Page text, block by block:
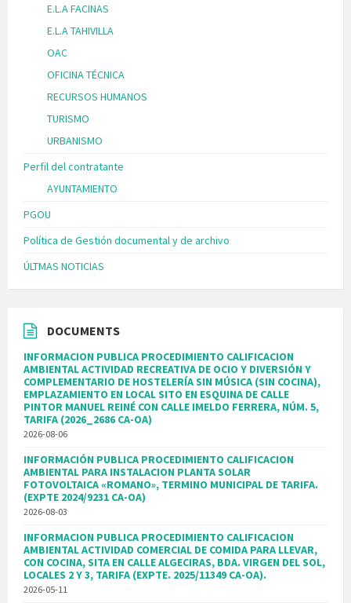
E.L.A FACINAS
E.L.A TAHIVILLA
OAC
OFICINA TÉCNICA
RECURSOS HUMANOS
TURISMO
URBANISMO
Perfil del contratante
AYUNTAMIENTO
PGOU
Política de Gestión documental y de archivo
ÚLTMAS NOTICIAS
DOCUMENTS
INFORMACION PUBLICA PROCEDIMIENTO CALIFICACION
AMBIENTAL ACTIVIDAD RECREATIVA DE OCIO Y DIVERSIÓN Y
COMPLEMENTARIO DE HOSTELERÍA SIN MÚSICA (SIN COCINA),
EMPLAZAMIENTO EN LOCAL SITO EN ESQUINA DE CALLE
PINTOR MANUEL REINÉ CON CALLE IMELDO FERRERA, NÚM. 5,
TARIFA (2026_2686 CA-OA)
2026-08-06
INFORMACIÓN PUBLICA PROCEDIMIENTO CALIFICACION
AMBIENTAL PARA INSTALACION PLANTA SOLAR
FOTOVOLTAICA «ROMANO», TERMINO MUNICIPAL DE TARIFA.
(EXPTE 2024/9231 CA-OA)
2026-08-03
INFORMACION PUBLICA PROCEDIMIENTO CALIFICACION
AMBIENTAL ACTIVIDAD COMERCIAL DE COMIDA PARA LLEVAR,
CON COCINA, SITA EN CALLE ALGECIRAS, BDA. VIRGEN DEL SOL,
LOCALES 2 Y 3, TARIFA (EXPTE. 2025/11349 CA-OA).
2026-05-11